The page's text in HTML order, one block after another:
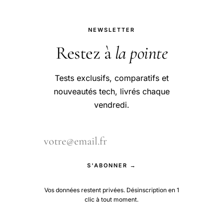
NEWSLETTER
Restez à la pointe
Tests exclusifs, comparatifs et
nouveautés tech, livrés chaque
vendredi.
S'ABONNER →
Vos données restent privées. Désinscription en 1
clic à tout moment.